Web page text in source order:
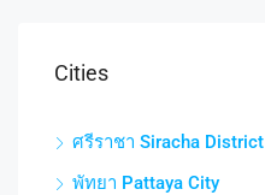
Cities
ศรีราชา Siracha District
พัทยา Pattaya City